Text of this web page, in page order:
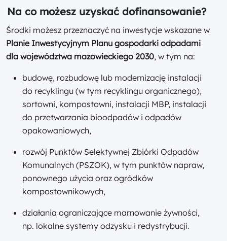
Na co możesz uzyskać dofinansowanie?
Środki możesz przeznaczyć na inwestycje wskazane w
Planie Inwestycyjnym Planu gospodarki odpadami
dla województwa mazowieckiego 2030, w tym na:
budowę, rozbudowę lub modernizację instalacji
do recyklingu (w tym recyklingu organicznego),
sortowni, kompostowni, instalacji MBP, instalacji
do przetwarzania bioodpadów i odpadów
opakowaniowych,
rozwój Punktów Selektywnej Zbiórki Odpadów
Komunalnych (PSZOK), w tym punktów napraw,
ponownego użycia oraz ogródków
kompostownikowych,
działania ograniczające marnowanie żywności,
np. lokalne systemy odzysku i redystrybucji.